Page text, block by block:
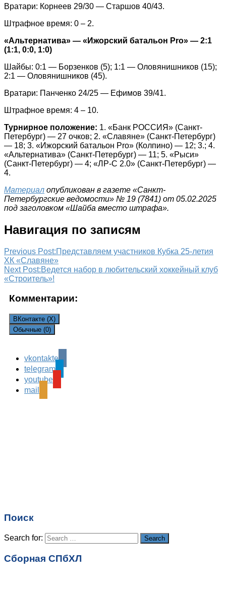
Вратари: Корнеев 29/30 — Старшов 40/43.
Штрафное время: 0 – 2.
«Альтернатива» — «Ижорский батальон Pro» — 2:1
(1:1, 0:0, 1:0)
Шайбы: 0:1 — Борзенков (5); 1:1 — Оловянишников (15);
2:1 — Оловянишников (45).
Вратари: Панченко 24/25 — Ефимов 39/41.
Штрафное время: 4 – 10.
Турнирное положение: 1. «Банк РОССИЯ» (Санкт-
Петербург) — 27 очков; 2. «Славяне» (Санкт-Петербург)
— 18; 3. «Ижорский батальон Pro» (Колпино) — 12; 3.; 4.
«Альтернатива» (Санкт-Петербург) — 11; 5. «Рыси»
(Санкт-Петербург) — 4; «ЛР-С 2.0» (Санкт-Петербург) —
4.
Материал опубликован в газете «Санкт-
Петербургские ведомости» № 19 (7841) от 05.02.2025
под заголовком «Шайба вместо штрафа».
Навигация по записям
Previous Post:Представляем участников Кубка 25-летия
ХК «Славяне»
Next Post:Ведется набор в любительский хоккейный клуб
«Строитель»!
Комментарии:
ВКонтакте (X)
Обычные (0)
Leave a Reply
Ваш адрес email не будет опубликован.
поля помечены
vkontakte
telegram
youtube
mail
Поиск
Search for: Search
Сборная СПбХЛ